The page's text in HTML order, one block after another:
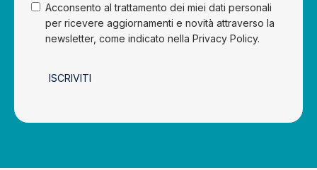
Acconsento al trattamento dei miei dati personali
per ricevere aggiornamenti e novità attraverso la
newsletter, come indicato nella Privacy Policy.
ISCRIVITI